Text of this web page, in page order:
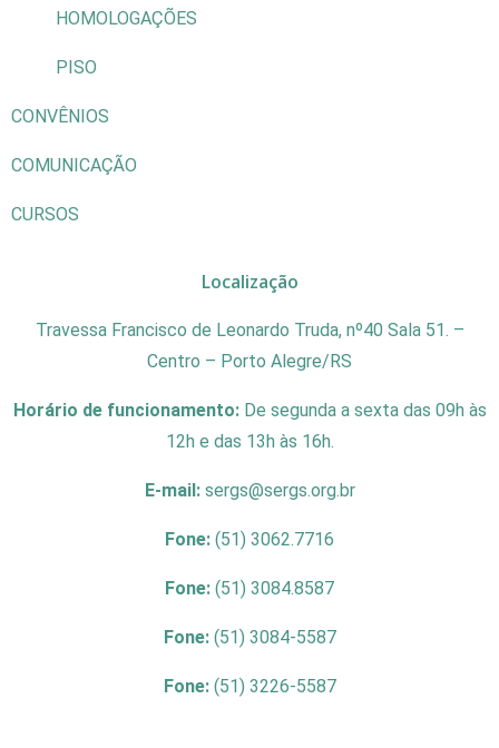
HOMOLOGAÇÕES
PISO
CONVÊNIOS
COMUNICAÇÃO
CURSOS
Localização
Travessa Francisco de Leonardo Truda, nº40 Sala 51. –
Centro – Porto Alegre/RS
Horário de funcionamento: De segunda a sexta das 09h às
12h e das 13h às 16h.
E-mail: sergs@sergs.org.br
Fone: (51) 3062.7716
Fone: (51) 3084.8587
Fone: (51) 3084-5587
Fone: (51) 3226-5587